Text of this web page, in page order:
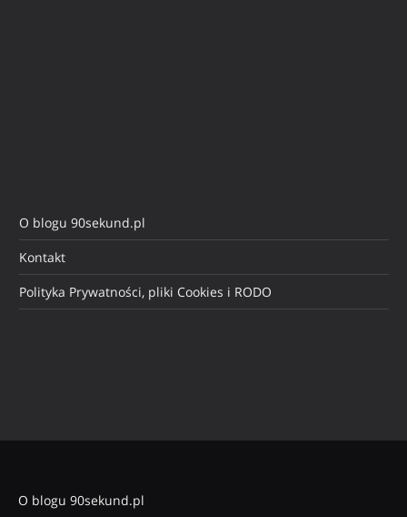
O blogu 90sekund.pl
Kontakt
Polityka Prywatności, pliki Cookies i RODO
O blogu 90sekund.pl